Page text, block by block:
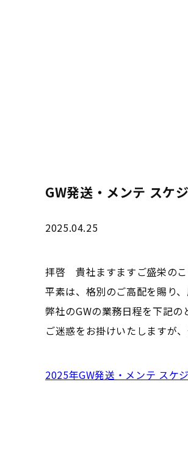
GW発送・メンテ スケ
2025.04.25
拝啓 貴社ますますご盛栄のこ
平素は、格別のご高配を賜り、
弊社のGWの業務日程を下記の
ご迷惑をお掛けいたしますが
2025年GW発送・メンテ スケ